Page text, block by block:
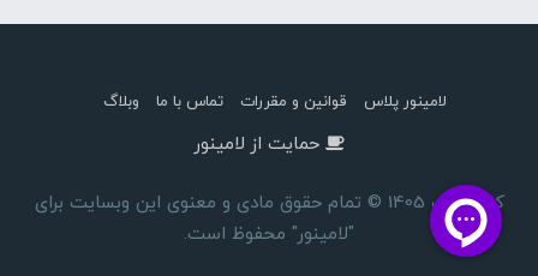
لامینور پلاس قوانین و مقررات تماس با ما وبلاگ
حمایت از لامینور
کپی رایت 1405 © تمام حقوق مادی و معنوی این وبسایت برای
"لامینور" محفوظ است.